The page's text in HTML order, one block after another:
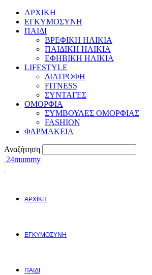
ΑΡΧΙΚΗ
ΕΓΚΥΜΟΣYΝΗ
ΠΑΙΔΙ
ΒΡΕΦΙΚΗ ΗΛΙΚΙΑ
ΠΑΙΔΙΚΗ ΗΛΙΚΙΑ
ΕΦΗΒΙΚΗ ΗΛΙΚΙΑ
LIFESTYLE
ΔΙΑΤΡΟΦΗ
FITNESS
ΣΥΝΤΑΓΕΣ
ΟΜΟΡΦΙΑ
ΣΥΜΒΟΥΛΕΣ ΟΜΟΡΦΙΑΣ
FASHION
ΦΑΡΜΑΚΕΙΑ
Αναζήτηση
24mummy
ΑΡΧΙΚΗ
ΕΓΚΥΜΟΣYΝΗ
ΠΑΙΔΙ